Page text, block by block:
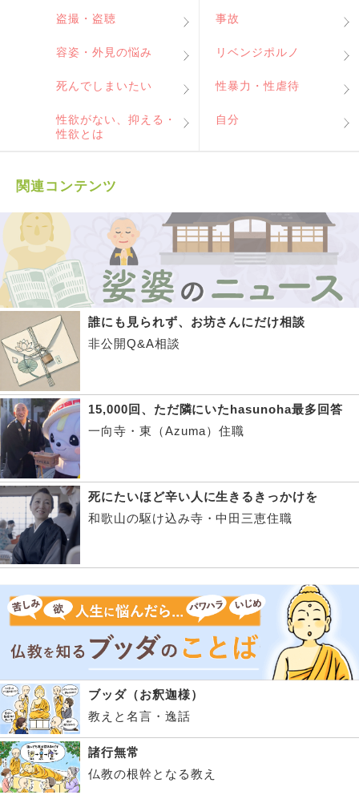
盗撮・盗聴 事故
容姿・外見の悩み リベンジポルノ
死んでしまいたい 性暴力・性虐待
性欲がない、抑える・
性欲とは
自分
関連コンテンツ
誰にも見られず、お坊さんにだけ相談
非公開Q&A相談
15,000回、ただ隣にいたhasunoha最多回答
一向寺・東（Azuma）住職
死にたいほど辛い人に生きるきっかけを
和歌山の駆け込み寺・中田三恵住職
ブッダ（お釈迦様）
教えと名言・逸話
諸行無常
仏教の根幹となる教え